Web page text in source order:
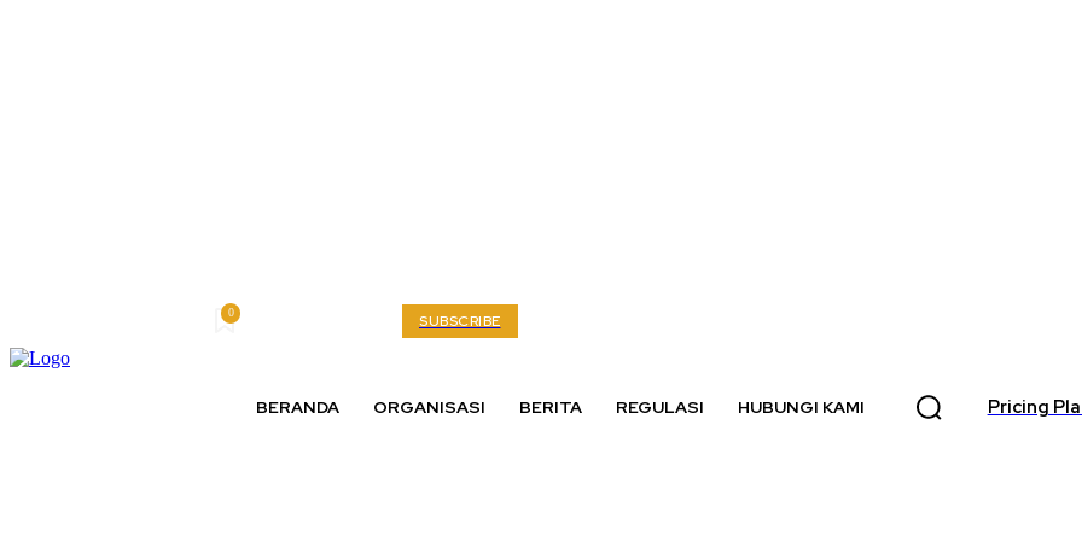
0 SUBSCRIBE
BERANDA ORGANISASI BERITA REGULASI HUBUNGI KAMI Pricing